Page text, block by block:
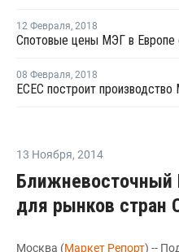
12 Февраля, 2018
Спотовые цены МЭГ в Европе
08 Февраля, 2018
ECEC построит
13 Ноября, 2014
для рынков стран
Москва (Маркет Репорт) --